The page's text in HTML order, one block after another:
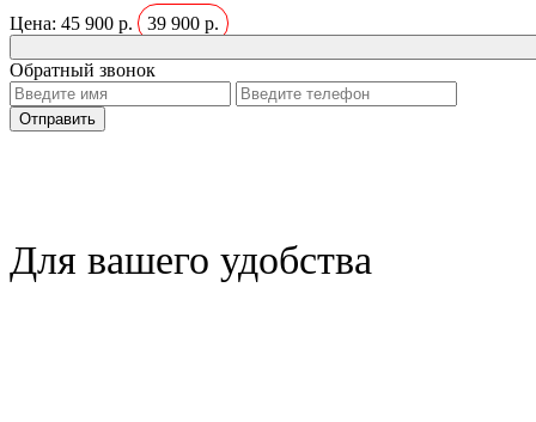
Цена: 45 900 р. 39 900 р.
Обратный звонок
Для вашего удобства